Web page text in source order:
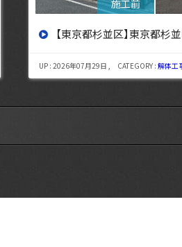
【東京都杉並区】東京都杉並区 解体工事【東京・埼玉
UP : 2026年07月29日 , CATEGORY :解体工